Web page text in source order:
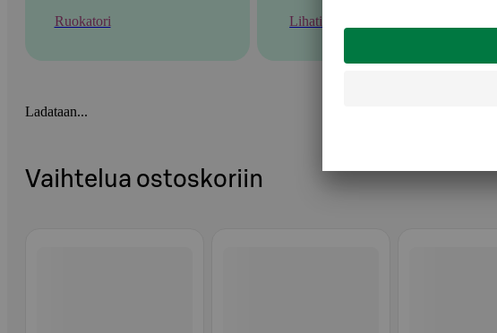
Ruokatori Lihatiski
Ladataan...
Vaihtelua ostoskoriin